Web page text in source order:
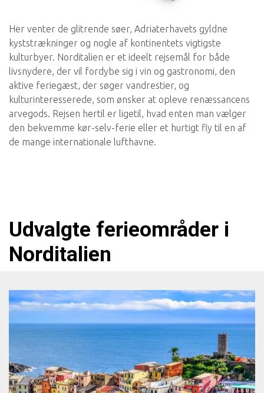
Her venter de glitrende søer, Adriaterhavets gyldne
kyststrækninger og nogle af kontinentets vigtigste
kulturbyer. Norditalien er et ideelt rejsemål for både
livsnydere, der vil fordybe sig i vin og gastronomi, den
aktive feriegæst, der søger vandrestier, og
kulturinteresserede, som ønsker at opleve renæssancens
arvegods. Rejsen hertil er ligetil, hvad enten man vælger
den bekvemme kør-selv-ferie eller et hurtigt fly til en af
de mange internationale lufthavne.
Udvalgte ferieområder i
Norditalien